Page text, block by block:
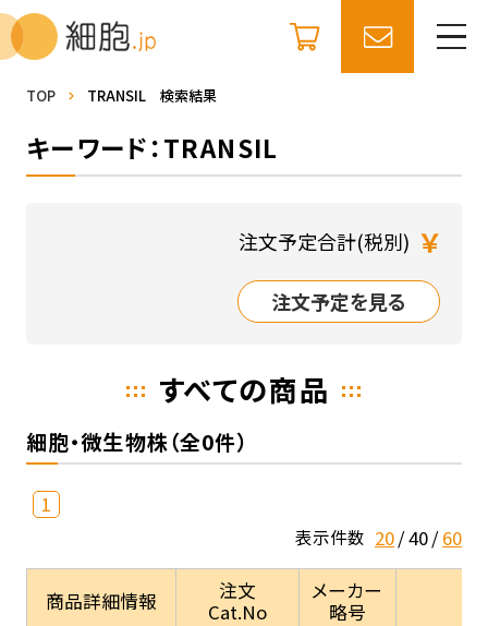
TOP TRANSIL 検索結果
キーワード：TRANSIL
注文予定合計(税別) ￥
注文予定を見る
すべての商品
細胞・微生物株（全0件）
1
表示件数 20 40 60
商品詳細情報
注文
Cat.No
メーカー
略号